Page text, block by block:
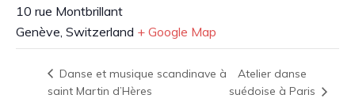
10 rue Montbrillant
Genève Switzerland + Google Map
Danse et musique scandinave à
saint Martin d’Hères
Atelier danse
suédoise à Paris